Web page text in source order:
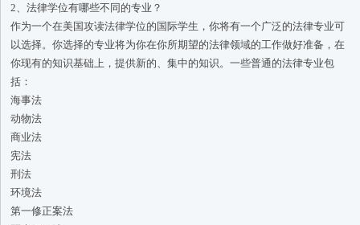
2、法律学位有哪些不同的专业？
作为一个在美国攻读法律学位的国际学生，你将有一个广泛的法律专业可
以选择。你选择的专业将为你在你所期望的法律领域的工作做好准备，在
你现有的知识基础上，提供新的、集中的知识。一些普通的法律专业包
括：
海事法
动物法
商业法
宪法
刑法
环境法
第一修正案法